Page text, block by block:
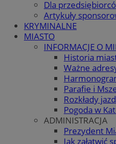
Dla
Artykuły
KRYMINALNE
MIASTO
INFORMACJE O
Historia
Ważne
Parafie i
Rozkłady
Pogoda w
ADMINISTRACJA
Prezydent
Jak załatwić